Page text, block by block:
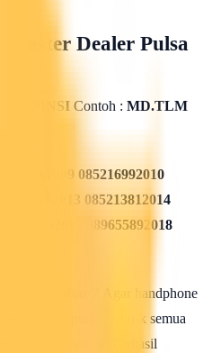
Dealer Pulsa
Contoh : MD.TLM
085216992010
085213812014
089655892018
Mendaftar ?
Agar handphone
isi ulang pulsa elektrik semua
maka setelah berhasil